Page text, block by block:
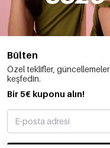
Bülten
Özel teklifler, güncellemeler
keşfedin.
Bir 5€ kuponu alın!